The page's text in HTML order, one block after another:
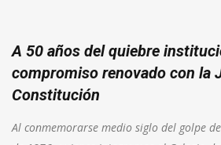
A 50 años del quiebre
compromiso renovado con la
Constitución
Al conmemorarse medio siglo del golpe